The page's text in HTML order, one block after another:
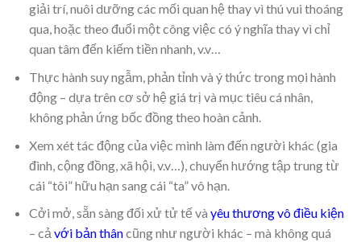
giải trí, nuôi dưỡng các mối quan hệ thay vì thú vui thoáng
qua, hoặc theo đuổi một công việc có ý nghĩa thay vì chỉ
quan tâm đến kiếm tiền nhanh, v.v…
Thực hành suy ngẫm, phản tỉnh và ý thức trong mọi hành
động – dựa trên cơ sở hệ giá trị và mục tiêu cá nhân,
không phản ứng bốc đồng theo hoàn cảnh.
Xem xét tác động của việc mình làm đến người khác (gia
đình, cộng đồng, xã hội, v.v…), chuyển hướng tập trung từ
cái “tôi” hữu hạn sang cái “ta” vô hạn.
Cởi mở, sẵn sàng đối xử tử tế và yêu thương vô điều kiện
– cả với bản thâncũng như người khác – mà không quá